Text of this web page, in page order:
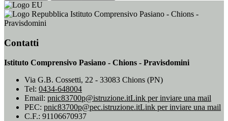
Istituto Comprensivo Pasiano - Chions -
Pravisdomini
Contatti
Istituto Comprensivo Pasiano - Chions - Pravisdomini
Via G.B. Cossetti, 22 - 33083 Chions (PN)
Tel: 0434-648004
Email: pnic83700p@istruzione.itLink per inviare una mail
PEC: pnic83700p@pec.istruzione.itLink per inviare una mail
C.F.: 91106670937